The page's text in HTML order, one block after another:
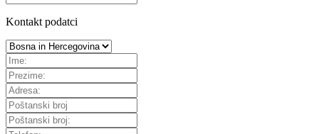
Kontakt podatci